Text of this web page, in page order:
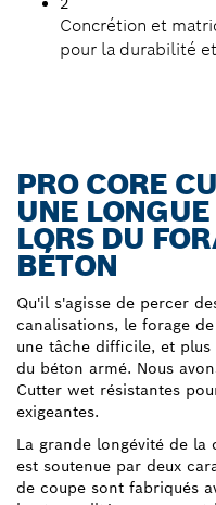
Concrétion et
pour la durabilité
PRO CORE
UNE
LORS DU
BÉTON
Qu'il s'agisse de percer
canalisations, le forage
une tâche difficile, et
du béton armé. Nous
Cutter wet résistantes
exigeantes.
La grande longévité de la
est soutenue par deux
de coupe sont fabriqués